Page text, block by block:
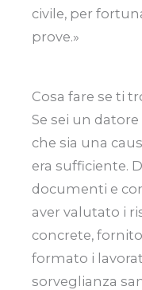
civile, per
prove.»
Cosa fare se ti
Se sei un
che sia una
era sufficiente.
documenti e
aver valutato i
concrete,
formato i
sorveglianza